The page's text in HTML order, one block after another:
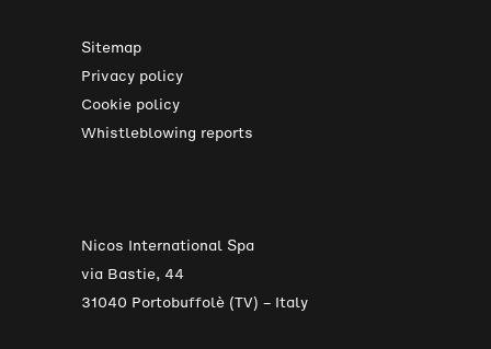
Sitemap
Privacy policy
Cookie policy
Whistleblowing reports
Nicos International Spa
via Bastie, 44
31040 Portobuffolè (TV) – Italy